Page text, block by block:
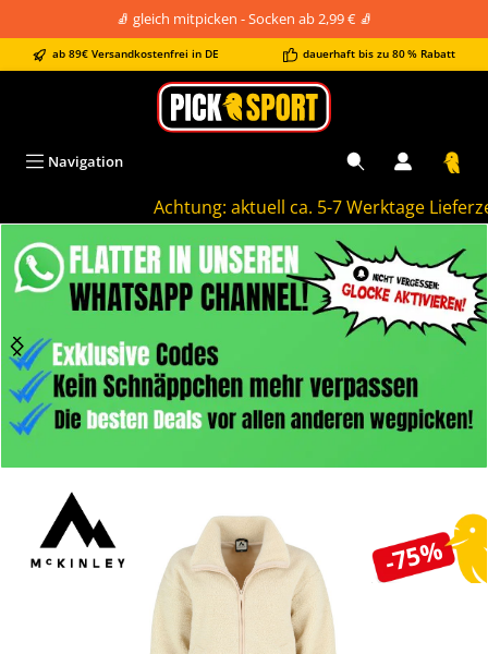
🧦 gleich mitpicken - Socken ab 2,99 € 🧦
ab 89€ Versandkostenfrei in DE dauerhaft bis zu 80 % Rabatt
Achtung: aktuell ca. 5-7 Werktage Lieferzeit!
Navigation
-75%
Bildergalerie überspringen